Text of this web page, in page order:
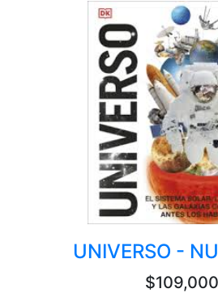
UNIVERSO -
$109,000